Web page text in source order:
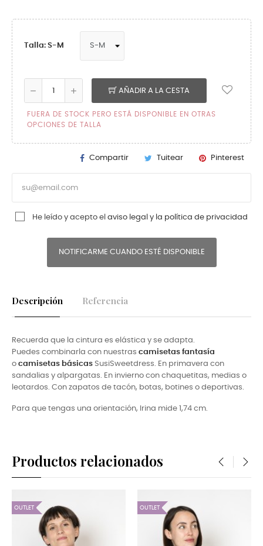
Talla: S-M
AÑADIR A LA CESTA
FUERA DE STOCK PERO ESTÁ DISPONIBLE EN OTRAS
OPCIONES DE TALLA
Compartir Tuitear Pinterest
He leído y acepto el aviso legal y la política de privacidad
NOTIFICARME CUANDO ESTÉ DISPONIBLE
Descripción Referencia
Recuerda que la cintura es elástica y se adapta.
Puedes combinarla con nuestras camisetas fantasía
o camisetas básicas SusiSweetdress. En primavera con
sandalias y alpargatas. En invierno con chaquetitas, medias o
leotardos. Con zapatos de tacón, botas, botines o deportivas.
Para que tengas una orientación, Irina mide 1,74 cm.
Productos relacionados
OUTLET OUTLET